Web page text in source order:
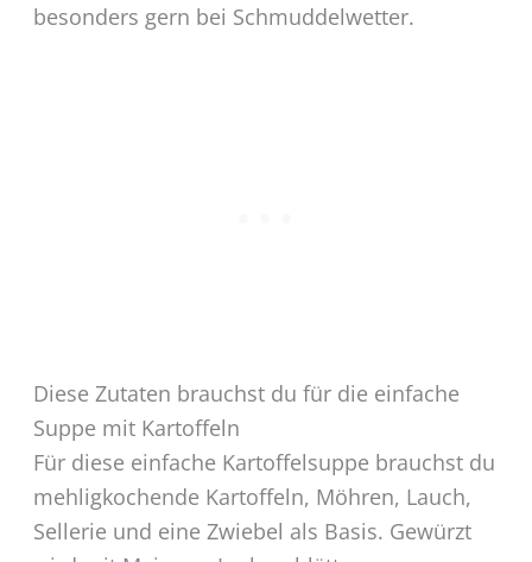
besonders gern bei Schmuddelwetter.
Diese Zutaten brauchst du für die einfache
Suppe mit Kartoffeln
Für diese einfache Kartoffelsuppe brauchst du
mehligkochende Kartoffeln, Möhren, Lauch,
Sellerie und eine Zwiebel als Basis. Gewürzt